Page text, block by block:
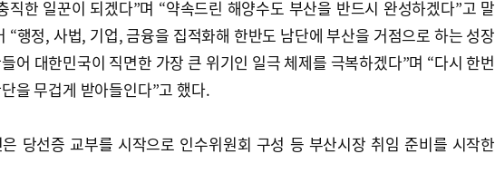
직한 일꾼이 되겠다”며 “약속드린 해양수도 부산을 반드시 완성하겠다”고 말
“행정, 사법, 기업, 금융을 집적화해 한반도 남단에 부산을 거점으로 하는 성장
어 대한민국이 직면한 가장 큰 위기인 일극 체제를 극복하겠다”며 “다시 한번
을 무겁게 받아들인다”고 했다.
당선증 교부를 시작으로 인수위원회 구성 등 부산시장 취임 준비를 시작한